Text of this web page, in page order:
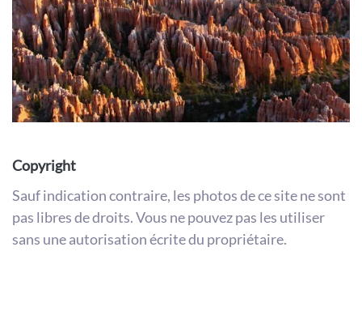
Copyright
Sauf indication contraire, les photos de ce site ne sont
pas libres de droits. Vous ne pouvez pas les utiliser
sans une autorisation écrite du propriétaire.